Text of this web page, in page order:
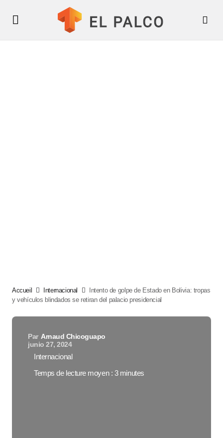
Accueil Internacional
Intento de golpe de Estado en Bolivia: tropas
y vehículos blindados se retiran del palacio presidencial
Par Arnaud Chicoguapo
junio 27, 2024
Internacional
Temps de lecture moyen : 3 minutes